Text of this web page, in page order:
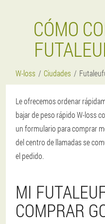
CÓMO
W-loss Ciudades
Le ofrecemos ordenar
bajar de peso rápido W-loss
un formulario para comprar
del centro de llamadas se
el pedido.
MI
COMPRAR